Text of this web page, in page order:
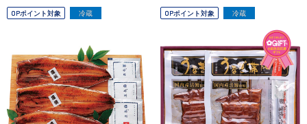
OPポイント対象 冷蔵 OPポイント対象 冷蔵